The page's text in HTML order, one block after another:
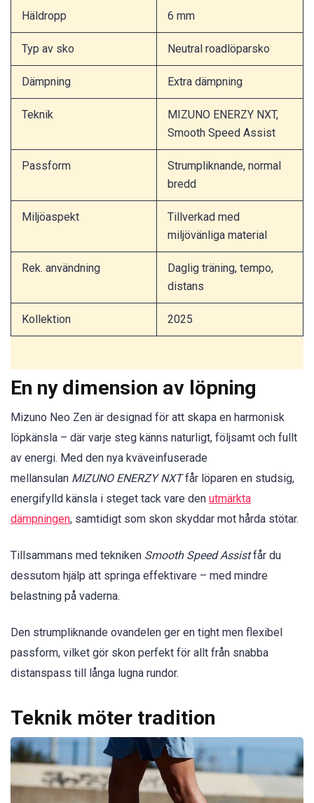
Häldropp 6 mm
Typ av sko Neutral roadlöparsko
Dämpning Extra dämpning
Teknik
MIZUNO ENERZY NXT,
Smooth Speed Assist
Passform
Strumpliknande, normal
bredd
Miljöaspekt
Tillverkad med
miljövänliga material
Rek. användning
Daglig träning, tempo,
distans
Kollektion 2025
En ny dimension av löpning
Mizuno Neo Zen är designad för att skapa en harmonisk
löpkänsla – där varje steg känns naturligt, följsamt och fullt
av energi. Med den nya kväveinfuserade
mellansulan MIZUNO ENERZY NXTfår löparen en studsig,
energifylld känsla i steget tack vare den utmärkta
dämpningen, samtidigt som skon skyddar mot hårda stötar.
Tillsammans med tekniken Smooth Speed Assistfår du
dessutom hjälp att springa effektivare – med mindre
belastning på vaderna.
Den strumpliknande ovandelen ger en tight men flexibel
passform, vilket gör skon perfekt för allt från snabba
distanspass till långa lugna rundor.
Teknik möter tradition